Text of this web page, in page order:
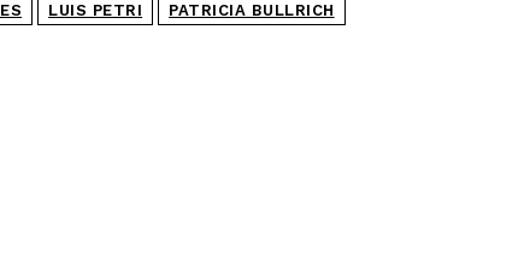
LUIS PETRI PATRICIA BULLRICH